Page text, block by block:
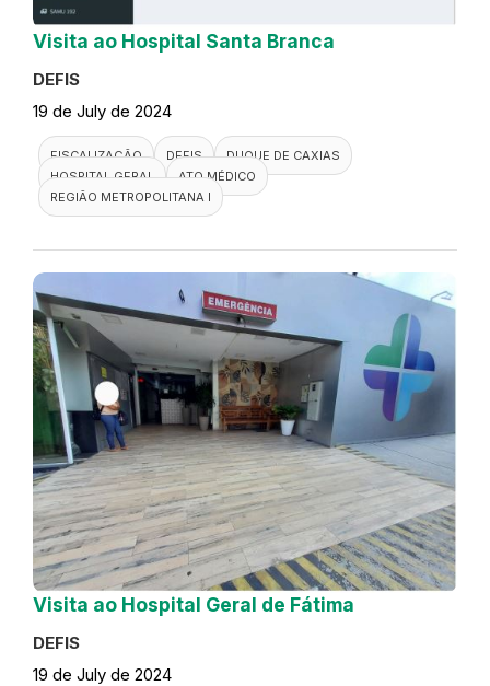
Visita ao Hospital Santa Branca
DEFIS
19 de July de 2024
FISCALIZAÇÃO DEFIS
DUQUE DE CAXIAS
HOSPITAL GERAL
ATO MÉDICO
REGIÃO METROPOLITANA I
Visita ao Hospital Geral de Fátima
DEFIS
19 de July de 2024